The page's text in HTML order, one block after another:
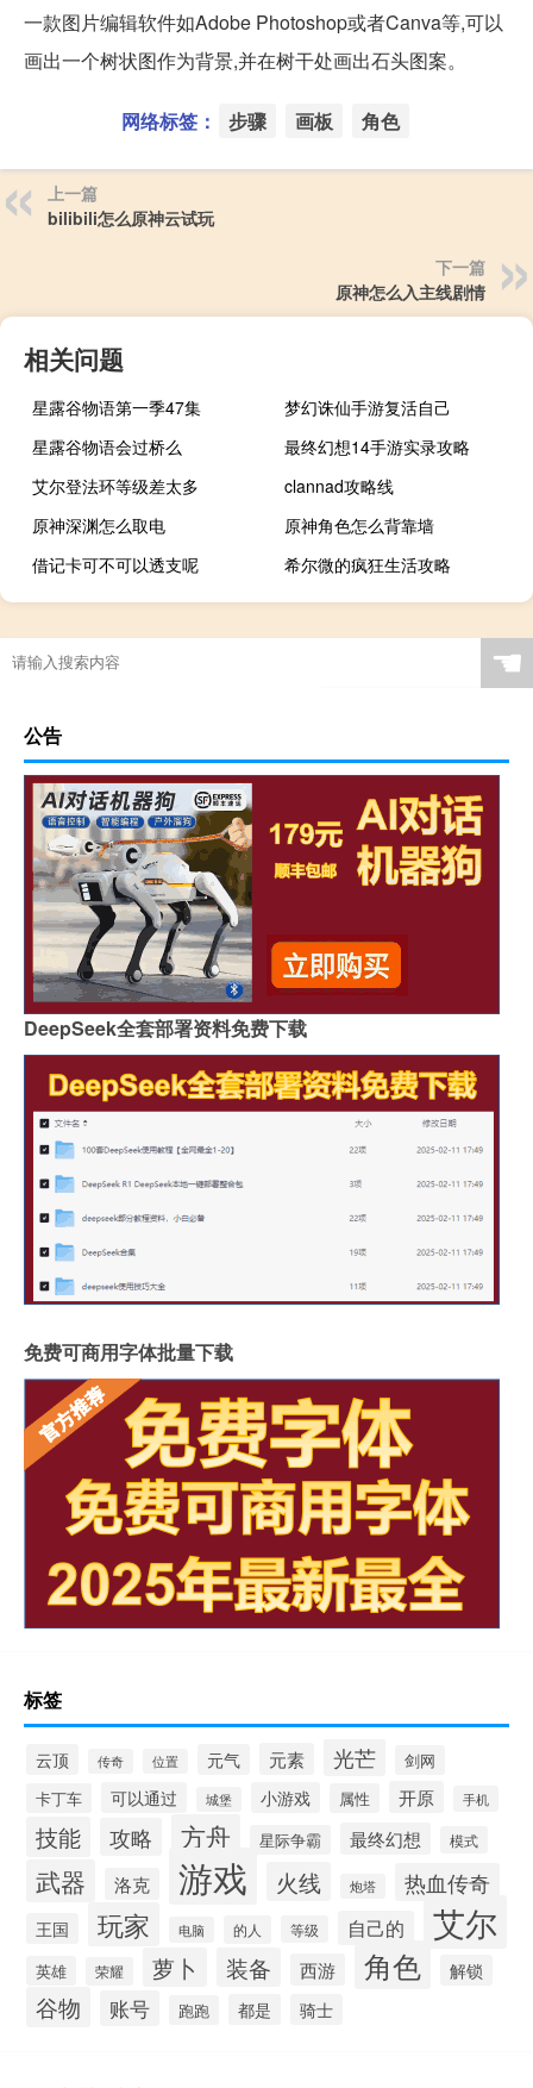
一款图片编辑软件如Adobe Photoshop或者Canva等,可以
画出一个树状图作为背景,并在树干处画出石头图案。
网络标签： 步骤 画板 角色
上一篇
bilibili怎么原神云试玩
下一篇
原神怎么入主线剧情
相关问题
星露谷物语第一季47集
梦幻诛仙手游复活自己
星露谷物语会过桥么
最终幻想14手游实录攻略
艾尔登法环等级差太多
clannad攻略线
原神深渊怎么取电
原神角色怎么背靠墙
借记卡可不可以透支呢
希尔微的疯狂生活攻略
☚
公告
DeepSeek全套部署资料免费下载
免费可商用字体批量下载
标签
云顶 传奇 位置 元气 元素 光芒
剑网
卡丁车
可以通过 城堡 小游戏 属性 开原 手机
技能 攻略 方舟 星际争霸 最终幻想 模式
武器 洛克 游戏 火线 炮塔 热血传奇
王国 玩家 电脑 的人 等级 自己的 艾尔
英雄 荣耀 萝卜 装备 西游 角色 解锁
谷物 账号 跑跑 都是 骑士